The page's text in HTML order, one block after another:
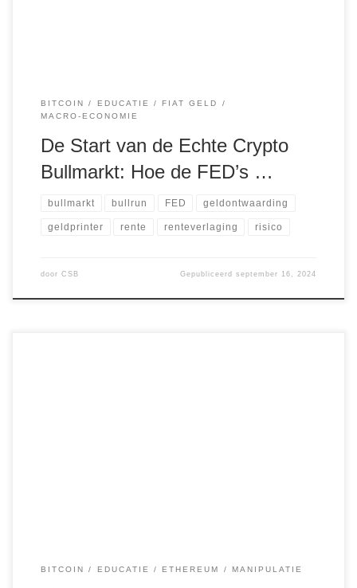
BITCOIN EDUCATIE
FIAT GELD
MACRO-ECONOMIE
De Start van de Echte Crypto
Bullmarkt: Hoe de FED’s …
bullmarkt bullrun FED geldontwaarding
geldprinter rente renteverlaging risico
door CSB Gepubliceerdseptember 16, 2024
BITCOIN EDUCATIE ETHEREUM MANIPULATIE